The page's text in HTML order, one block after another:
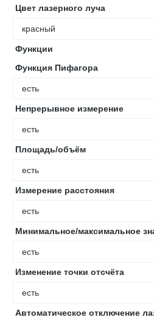
Цвет лазерного луча
красный
Функции
Функция Пифагора
есть
Непрерывное измерение
есть
Площадь/объём
есть
Измерение расстояния
есть
Минимальное/максимальное
есть
Изменение точки отсчёта
есть
Автоматическое отключение